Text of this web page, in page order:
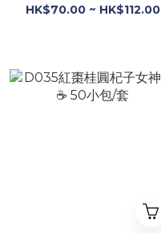
HK$70.00 ~ HK$112.00